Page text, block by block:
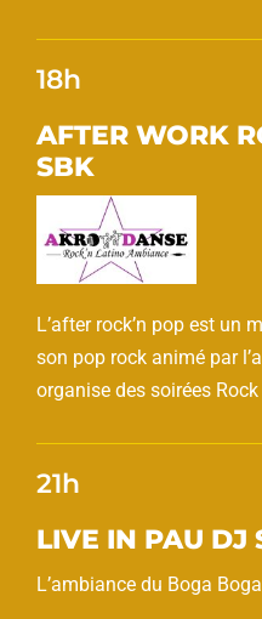
18h
AFTER WORK
SBK
L’after rock’n pop est un
son pop rock animé par
organise des soirées Rock
21h
LIVE IN PAU DJ
L’ambiance du Boga